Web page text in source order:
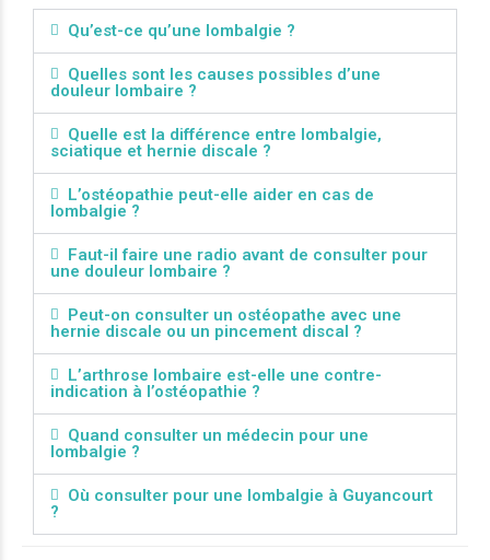
Qu’est-ce qu’une lombalgie ?
Quelles sont les causes possibles d’une
douleur lombaire ?
Quelle est la différence entre lombalgie,
sciatique et hernie discale ?
L’ostéopathie peut-elle aider en cas de
lombalgie ?
Faut-il faire une radio avant de consulter pour
une douleur lombaire ?
Peut-on consulter un ostéopathe avec une
hernie discale ou un pincement discal ?
L’arthrose lombaire est-elle une contre-
indication à l’ostéopathie ?
Quand consulter un médecin pour une
lombalgie ?
Où consulter pour une lombalgie à Guyancourt
?